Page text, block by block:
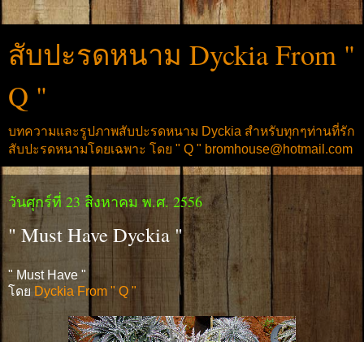
สับปะรดหนาม Dyckia From "
Q "
บทความและรูปภาพสับปะรดหนาม Dyckia สำหรับทุกๆท่านที่รัก
สับปะรดหนามโดยเฉพาะ โดย " Q " bromhouse@hotmail.com
วันศุกร์ที่ 23 สิงหาคม พ.ศ. 2556
" Must Have Dyckia "
" Must Have "
โดย Dyckia From " Q "